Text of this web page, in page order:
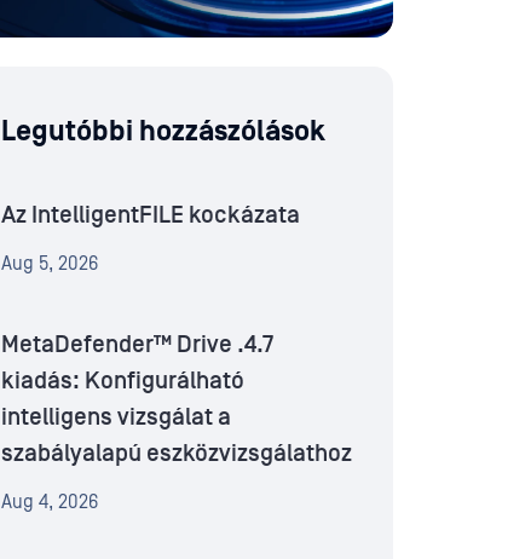
Legutóbbi hozzászólások
Az IntelligentFILE kockázata
Aug 5, 2026
MetaDefender™ Drive .4.7
kiadás: Konfigurálható
intelligens vizsgálat a
szabályalapú eszközvizsgálathoz
Aug 4, 2026